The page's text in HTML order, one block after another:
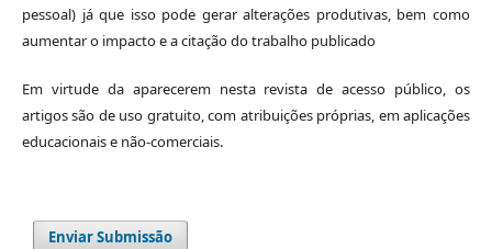
pessoal) já que isso pode gerar alterações produtivas, bem como
aumentar o impacto e a citação do trabalho publicado
Em virtude da aparecerem nesta revista de acesso público, os
artigos são de uso gratuito, com atribuições próprias, em aplicações
educacionais e não-comerciais.
Enviar Submissão